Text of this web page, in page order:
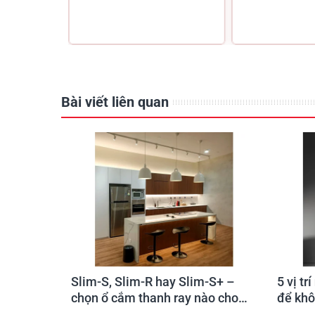
Tạo
Phòng khách
Bài viết liên quan
Slim-S, Slim-R hay Slim-S+ –
chọn ổ cắm thanh ray nào cho
5 vị trí
để